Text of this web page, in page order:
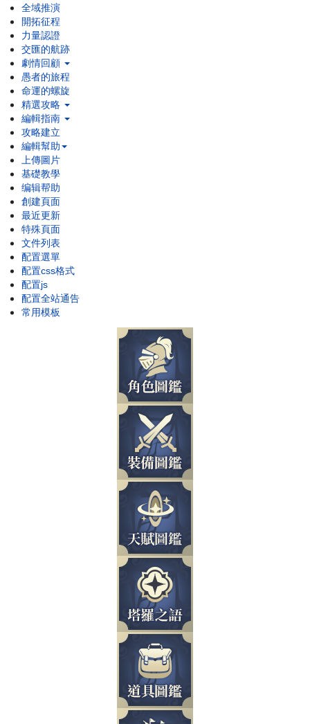
全域推演
開拓征程
力量認證
交匯的航跡
劇情回顧
愚者的旅程
命運的螺旋
精選攻略
編輯指南
攻略建立
編輯幫助
上傳圖片
基礎教學
编辑帮助
創建頁面
最近更新
特殊頁面
文件列表
配置選單
配置css格式
配置js
配置全站通告
常用模板